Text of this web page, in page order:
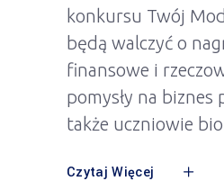
konkursu Twój
będą walczyć o
finansowe i
pomysły na biznes
także uczniowie
Czytaj Więcej